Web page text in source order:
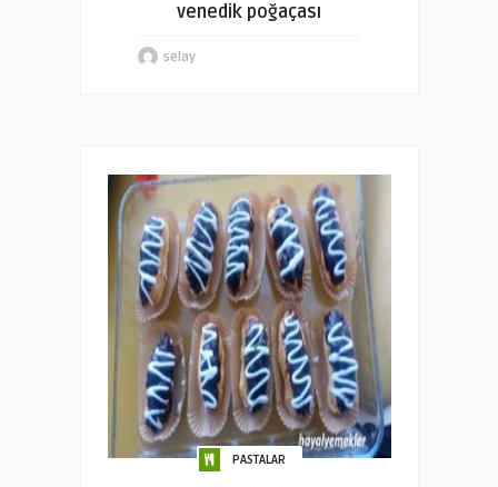
venedik poğaçası
selay
PASTALAR